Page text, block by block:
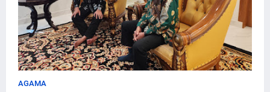
AGAMA